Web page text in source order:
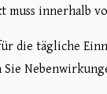
innerhalb
die tägliche